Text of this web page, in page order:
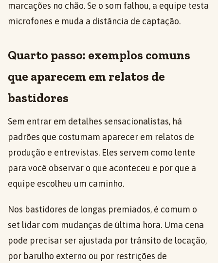
marcações no chão. Se o som falhou, a equipe testa
microfones e muda a distância de captação.
Quarto passo: exemplos comuns
que aparecem em relatos de
bastidores
Sem entrar em detalhes sensacionalistas, há
padrões que costumam aparecer em relatos de
produção e entrevistas. Eles servem como lente
para você observar o que aconteceu e por que a
equipe escolheu um caminho.
Nos bastidores de longas premiados, é comum o
set lidar com mudanças de última hora. Uma cena
pode precisar ser ajustada por trânsito de locação,
por barulho externo ou por restrições de